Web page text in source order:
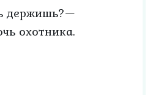
держишь?—
охотника.